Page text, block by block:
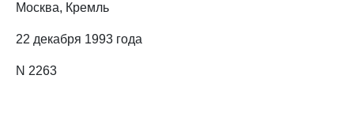
Москва, Кремль
22 декабря 1993 года
N 2263